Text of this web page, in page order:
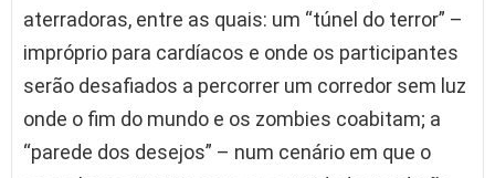
aterradoras, entre as quais: um “túnel do terror” –
impróprio para cardíacos e onde os participantes
serão desafiados a percorrer um corredor sem luz
onde o fim do mundo e os zombies coabitam; a
“parede dos desejos” – num cenário em que o